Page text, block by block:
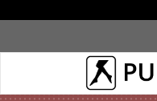
k
obsahu